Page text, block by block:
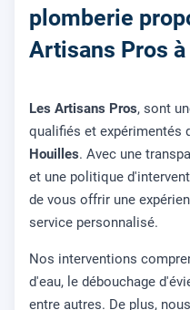
plomberie
Artisans Pros
Les Artisans Pros, sont
qualifiés et expérimentés
Houilles. Avec une
et une politique
de vous offrir une
service personnalisé.
Nos interventions
d'eau, le débouchage
entre autres. De plus,